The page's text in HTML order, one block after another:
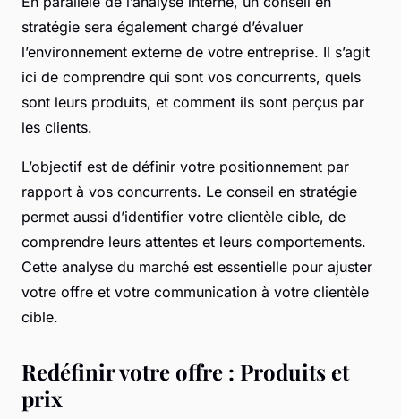
stratégie sera également chargé d’évaluer
l’environnement externe de votre entreprise. Il s’agit
ici de comprendre qui sont vos concurrents, quels
sont leurs produits, et comment ils sont perçus par
les clients.
L’objectif est de définir votre positionnement par
rapport à vos concurrents. Le conseil en stratégie
permet aussi d’identifier votre clientèle cible, de
comprendre leurs attentes et leurs comportements.
Cette analyse du marché est essentielle pour ajuster
votre offre et votre communication à votre clientèle
cible.
Redéfinir votre offre : Produits et
prix